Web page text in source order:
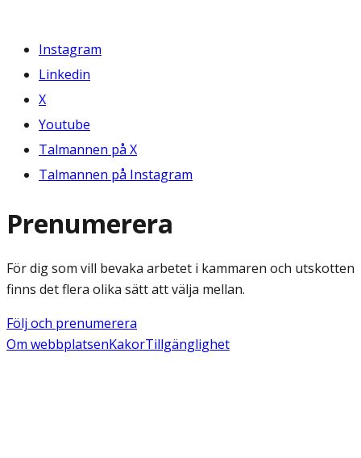
Instagram
Linkedin
X
Youtube
Talmannen på X
Talmannen på Instagram
Prenumerera
För dig som vill bevaka arbetet i kammaren och utskotten
finns det flera olika sätt att välja mellan.
Följ och prenumerera
Om webbplatsenKakorTillgänglighet